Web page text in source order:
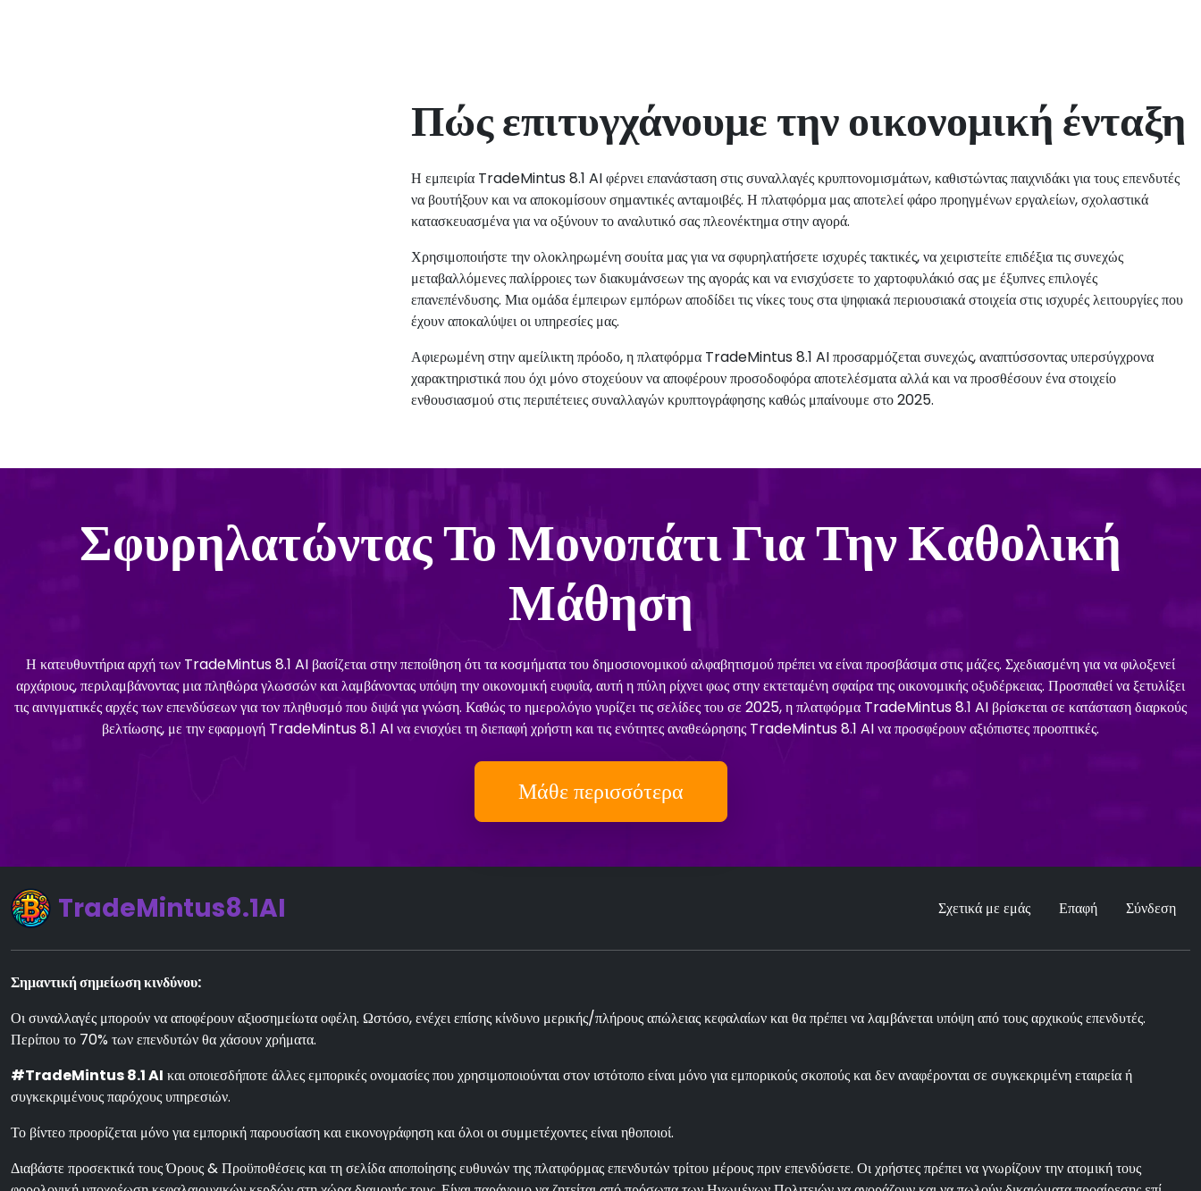
Πώς επιτυγχάνουμε την οικονομική ένταξη
Η εμπειρία TradeMintus 8.1 AI φέρνει επανάσταση στις συναλλαγές κρυπτονομισμάτων, καθιστώντας παιχνιδάκι για τους επενδυτές
να βουτήξουν και να αποκομίσουν σημαντικές ανταμοιβές. Η πλατφόρμα μας αποτελεί φάρο προηγμένων εργαλείων, σχολαστικά
κατασκευασμένα για να οξύνουν το αναλυτικό σας πλεονέκτημα στην αγορά.
Χρησιμοποιήστε την ολοκληρωμένη σουίτα μας για να σφυρηλατήσετε ισχυρές τακτικές, να χειριστείτε επιδέξια τις συνεχώς
μεταβαλλόμενες παλίρροιες των διακυμάνσεων της αγοράς και να ενισχύσετε το χαρτοφυλάκιό σας με έξυπνες επιλογές
επανεπένδυσης. Μια ομάδα έμπειρων εμπόρων αποδίδει τις νίκες τους στα ψηφιακά περιουσιακά στοιχεία στις ισχυρές λειτουργίες που
έχουν αποκαλύψει οι υπηρεσίες μας.
Αφιερωμένη στην αμείλικτη πρόοδο, η πλατφόρμα TradeMintus 8.1 AI προσαρμόζεται συνεχώς, αναπτύσσοντας υπερσύγχρονα
χαρακτηριστικά που όχι μόνο στοχεύουν να αποφέρουν προσοδοφόρα αποτελέσματα αλλά και να προσθέσουν ένα στοιχείο
ενθουσιασμού στις περιπέτειες συναλλαγών κρυπτογράφησης καθώς μπαίνουμε στο 2025.
Σφυρηλατώντας Το Μονοπάτι Για Την Καθολική
Μάθηση
Η κατευθυντήρια αρχή των TradeMintus 8.1 AI βασίζεται στην πεποίθηση ότι τα κοσμήματα του δημοσιονομικού αλφαβητισμού πρέπει να είναι προσβάσιμα στις μάζες. Σχεδιασμένη για να φιλοξενεί
αρχάριους, περιλαμβάνοντας μια πληθώρα γλωσσών και λαμβάνοντας υπόψη την οικονομική ευφυΐα, αυτή η πύλη ρίχνει φως στην εκτεταμένη σφαίρα της οικονομικής οξυδέρκειας. Προσπαθεί να ξετυλίξει
τις αινιγματικές αρχές των επενδύσεων για τον πληθυσμό που διψά για γνώση. Καθώς το ημερολόγιο γυρίζει τις σελίδες του σε 2025, η πλατφόρμα TradeMintus 8.1 AI βρίσκεται σε κατάσταση διαρκούς
βελτίωσης, με την εφαρμογή TradeMintus 8.1 AI να ενισχύει τη διεπαφή χρήστη και τις ενότητες αναθεώρησης TradeMintus 8.1 AI να προσφέρουν αξιόπιστες προοπτικές.
Μάθε περισσότερα
TradeMintus8.1AI Σχετικά με εμάς Επαφή Σύνδεση
Σημαντική σημείωση κινδύνου:
Οι συναλλαγές μπορούν να αποφέρουν αξιοσημείωτα οφέλη. Ωστόσο, ενέχει επίσης κίνδυνο μερικής/πλήρους απώλειας κεφαλαίων και θα πρέπει να λαμβάνεται υπόψη από τους αρχικούς επενδυτές.
Περίπου το 70% των επενδυτών θα χάσουν χρήματα.
#TradeMintus 8.1 AI και οποιεσδήποτε άλλες εμπορικές ονομασίες που χρησιμοποιούνται στον ιστότοπο είναι μόνο για εμπορικούς σκοπούς και δεν αναφέρονται σε συγκεκριμένη εταιρεία ή
συγκεκριμένους παρόχους υπηρεσιών.
Το βίντεο προορίζεται μόνο για εμπορική παρουσίαση και εικονογράφηση και όλοι οι συμμετέχοντες είναι ηθοποιοί.
Διαβάστε προσεκτικά τους Όρους & Προϋποθέσεις και τη σελίδα αποποίησης ευθυνών της πλατφόρμας επενδυτών τρίτου μέρους πριν επενδύσετε. Οι χρήστες πρέπει να γνωρίζουν την ατομική τους